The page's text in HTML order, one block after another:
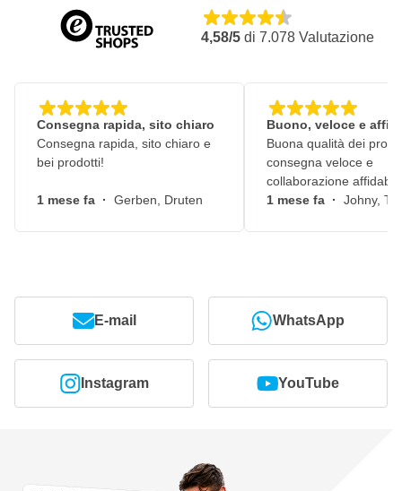
4,58/5 di 7.078 Valutazione
Consegna rapida, sito chiaro
Consegna rapida, sito chiaro e
bei prodotti!
1 mese fa · Gerben, Druten
Buono, veloce e
Buona qualità dei
consegna veloce e
collaborazione
1 mese fa · Johny,
E-mail WhatsApp
Instagram YouTube